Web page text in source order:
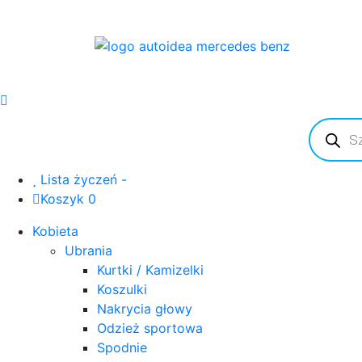
Lista życzeń -
Koszyk 0
Kobieta
Ubrania
Kurtki / Kamizelki
Koszulki
Nakrycia głowy
Odzież sportowa
Spodnie